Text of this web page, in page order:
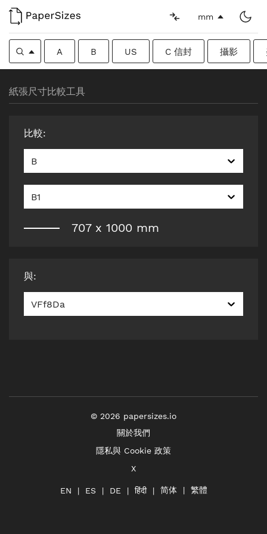
mm
A B US C 信封 攝影
紙張尺寸比較工具
比較:
B
B1
707x 1000 mm
與:
VFf8Da
© 2026 papersizes.io
關於我們
隱私與 Cookie 政策
X
EN ES DE हिंदी 简体 繁體